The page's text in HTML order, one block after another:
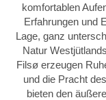
komfortablen
Erfahrungen und
Lage, ganz
Natur
Filsø erzeugen
und die Pracht
bieten den